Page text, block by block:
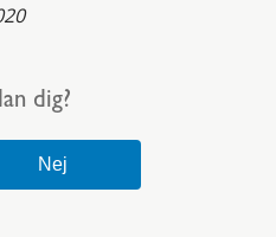
dig?